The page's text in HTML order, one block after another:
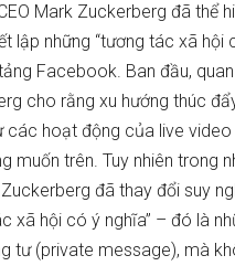
Mark Zuckerberg đã thể
lập những “tương tác xã hội
Facebook. Ban đầu,
cho rằng xu hướng thúc
các hoạt động của live
muốn trên. Tuy nhiên trong
đã thay đổi suy
xã hội có ý nghĩa” – đó là
tư (private message), mà